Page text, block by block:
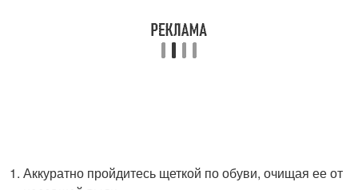
Аккуратно пройдитесь щеткой по обуви, очищая ее от